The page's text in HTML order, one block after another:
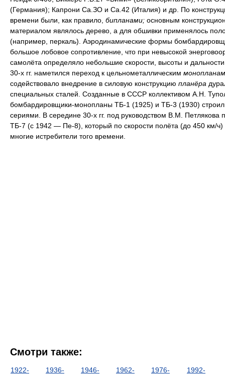
(Германия); Капрони Са.ЗО и Са.42 (Италия) и др. По
времени были, как правило, бипланами; основным
материалом являлось дерево, а для обшивки применялось
(например, перкаль). Аэродинамические формы
большое лобовое сопротивление, что при невысокой
самолёта определяло небольшие скорости, высоты и
30-х гг. наметился переход к цельнометаллическим
содействовало внедрение в силовую конструкцию планёра
специальных сталей. Созданные в СССР коллективом А.Н.
бомбардировщики-монопланы ТБ-1 (1925) и ТБ-3 (1930)
сериями. В середине 30-х гг. под руководством В.М. Петлякова
ТБ-7 (с 1942 — Пе-8), который по скорости полёта (до 450 км/ч)
многие истребители того времени.
Смотри также:
1922-
1936-
1946-
1962-
1976-
1992-